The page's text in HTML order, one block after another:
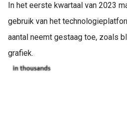
In het eerste kwartaal van 2023
gebruik van het
aantal neemt gestaag toe, zoals
grafiek.